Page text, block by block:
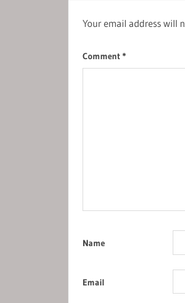
Your email address will
Comment *
Name
Email